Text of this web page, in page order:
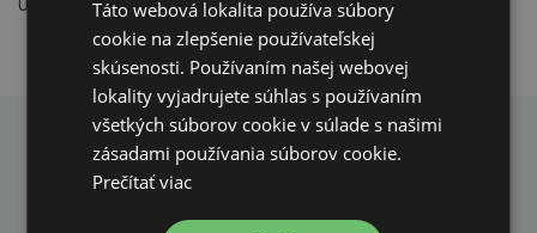
PREČO NAKUPOVAŤ U NÁS?
Táto webová lokalita používa súbory
cookie na zlepšenie používateľskej
skúsenosti. Používaním našej webovej
lokality vyjadrujete súhlas s používaním
všetkých súborov cookie v súlade s našimi
zásadami používania súborov cookie.
Prečítať viac